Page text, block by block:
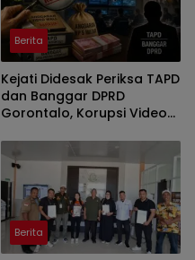
Berita
Kejati Didesak Periksa TAPD
dan Banggar DPRD
Gorontalo, Korupsi Video
Deprov
Berita